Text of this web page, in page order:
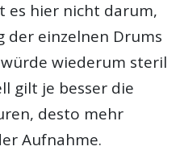
es hier nicht darum,
der einzelnen Drums
wiederum steril
gilt je besser die
desto mehr
Aufnahme.